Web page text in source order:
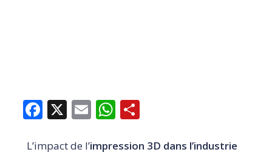
Facebook
X EmailWhatsApp
Share
L’impact de l’impression 3D dans l’industrie